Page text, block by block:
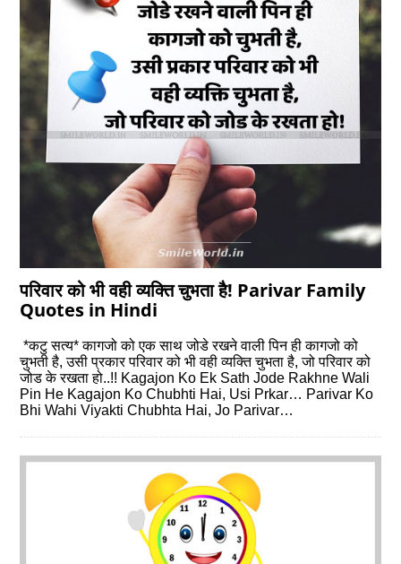
परिवार को भी वही व्यक्ति चुभता है! Parivar Family
Quotes in Hindi
*कटु सत्य* कागजो को एक साथ जोडे रखने वाली पिन ही कागजो को
चुभती है, उसी प्रकार परिवार को भी वही व्यक्ति चुभता है, जो परिवार को
जोड के रखता हो..!! Kagajon Ko Ek Sath Jode Rakhne Wali
Pin He Kagajon Ko Chubhti Hai, Usi Prkar… Parivar Ko
Bhi Wahi Viyakti Chubhta Hai, Jo Parivar…